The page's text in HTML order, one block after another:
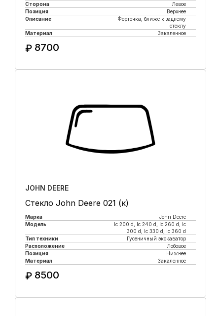
Сторона
Левое
Позиция
Верхнее
Описание
Форточка, ближе к заднему
стеклу
Материал
Закаленное
₽ 8700
JOHN DEERE
Стекло John Deere 021 (к)
Марка
John Deere
Модель
lc 200 d, lc 240 d, lc 260 d, lc
300 d, lc 330 d, lc 360 d
Тип техники
Гусеничный экскаватор
Расположение
Лобовое
Позиция
Нижнее
Материал
Закаленное
₽ 8500